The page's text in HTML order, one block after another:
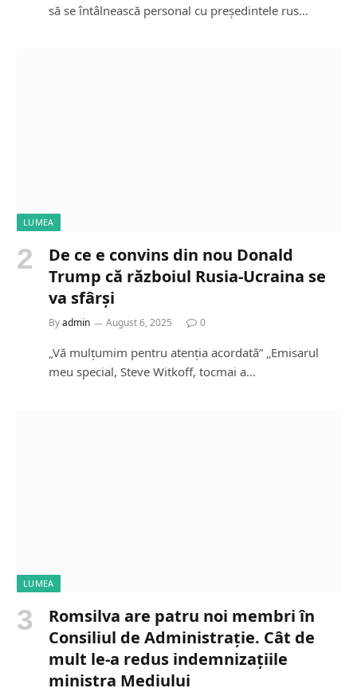
să se întâlnească personal cu președintele rus…
LUMEA
De ce e convins din nou Donald
Trump că războiul Rusia-Ucraina se
va sfârși
Byadmin August 6, 2025 0
„Vă mulțumim pentru atenția acordată” „Emisarul
meu special, Steve Witkoff, tocmai a…
LUMEA
Romsilva are patru noi membri în
Consiliul de Administrație. Cât de
mult le-a redus indemnizațiile
ministra Mediului